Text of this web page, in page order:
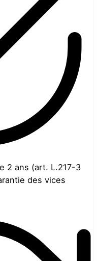
2 ans (art. L.217-3
des vices